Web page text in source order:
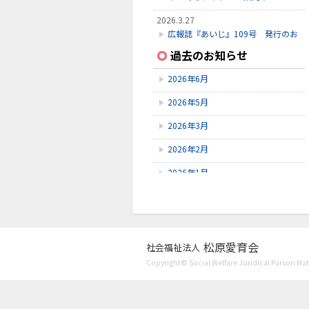
2026.3.27
広報誌『あいじ』109号 発行のお
2026.3.24
初診受付方法 見直しのお知らせ
2026.2.28
3月こみちクラブのお知らせ
過去のお知らせ
2026年6月
2026年5月
2026年3月
2026年2月
2026年1月
2025年10月
2025年9月
社会福祉法人 松原愛育会
Copyright© Social Welfare Juridical Parson